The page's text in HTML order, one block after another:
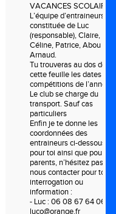
VACANCES SCOLAIRES.
L’équipe d’entraineurs est
constituée de Luc
(responsable), Claire,
Céline, Patrice, Abou et
Arnaud.
Tu trouveras au dos de
cette feuille les dates des
compétitions de l’année.
Le club se charge du
transport. Sauf cas
particuliers
Enfin je te donne les
coordonnées des
entraineurs ci-dessous,
pour toi ainsi que pour tes
parents, n’hésitez pas à
nous contacter pour toute
interrogation ou
information :
- Luc : 06 08 67 64 06 ou
luco@orange.fr